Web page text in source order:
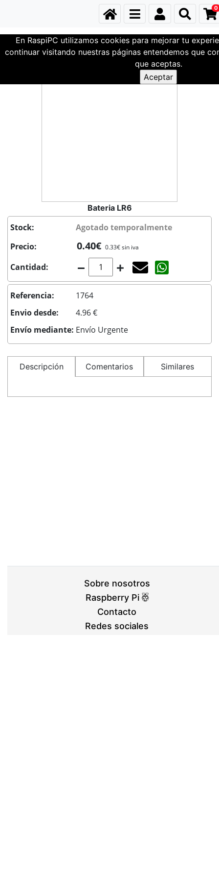
En RaspiPC utilizamos cookies para mejorar tu
continuar visitando nuestras páginas entendemos que
que aceptas.
0
Familia Test
Bateria LR6
Stock:
Agotado temporalmente
Precio:
0.40€ 0.33€ sin iva
Cantidad: AgotadoCompartir
Referencia:
1764
Envio desde:
4.96 €
Envío mediante: Envío Urgente
Descripción Comentarios Similares
Sobre nosotros
Raspberry Pi
Contacto
Redes sociales